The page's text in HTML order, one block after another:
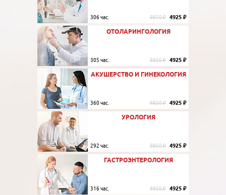
306 час. 9850 ₽ 4925 ₽
ОТОЛАРИНГОЛОГИЯ
305 час. 9850 ₽ 4925 ₽
АКУШЕРСТВО И ГИНЕКОЛОГИЯ
360 час. 9850 ₽ 4925 ₽
УРОЛОГИЯ
292 час. 9850 ₽ 4925 ₽
ГАСТРОЭНТЕРОЛОГИЯ
316 час. 9850 ₽ 4925 ₽